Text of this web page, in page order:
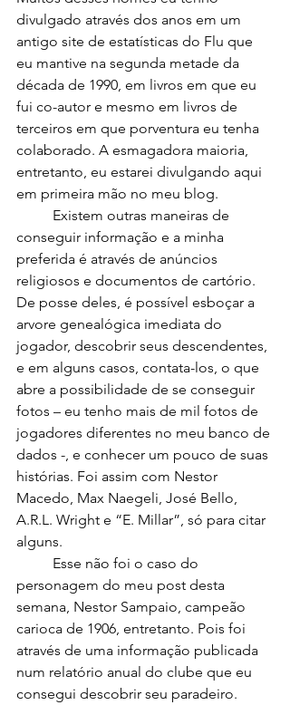
divulgado através dos anos em um
antigo site de estatísticas do Flu que
eu mantive na segunda metade da
década de 1990, em livros em que eu
fui co-autor e mesmo em livros de
terceiros em que porventura eu tenha
colaborado. A esmagadora maioria,
entretanto, eu estarei divulgando aqui
em primeira mão no meu blog.
conseguir informação e a minha
preferida é através de anúncios
religiosos e documentos de cartório.
De posse deles, é possível esboçar a
arvore genealógica imediata do
jogador, descobrir seus descendentes,
e em alguns casos, contata-los, o que
abre a possibilidade de se conseguir
fotos – eu tenho mais de mil fotos de
jogadores diferentes no meu banco de
dados -, e conhecer um pouco de suas
histórias. Foi assim com Nestor
Macedo, Max Naegeli, José Bello,
A.R.L. Wright e “E. Millar”, só para citar
alguns.
personagem do meu post desta
semana, Nestor Sampaio, campeão
carioca de 1906, entretanto. Pois foi
através de uma informação publicada
num relatório anual do clube que eu
consegui descobrir seu paradeiro.